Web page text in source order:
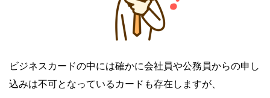
ビジネスカードの中には確かに会社員や公務員からの申し
込みは不可となっているカードも存在しますが、